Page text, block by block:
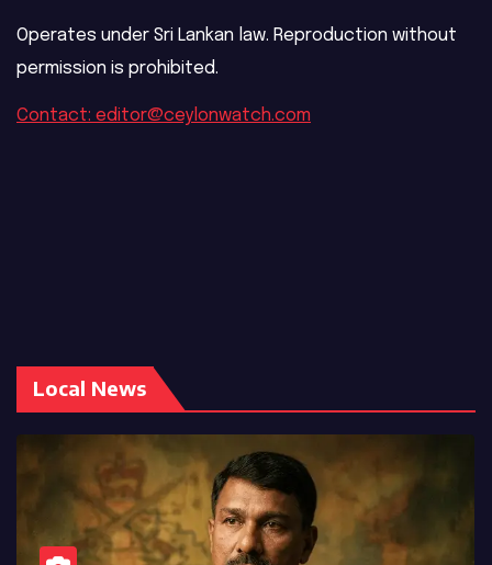
Operates under Sri Lankan law. Reproduction without
permission is prohibited.
Contact: editor@ceylonwatch.com
Local News